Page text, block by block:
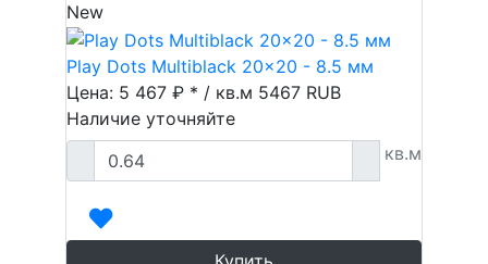
New
Play Dots Multiblack 20x20 - 8.5 мм
Цена: 5 467 ₽ * / кв.м 5467 RUB
Наличие уточняйте
кв.м